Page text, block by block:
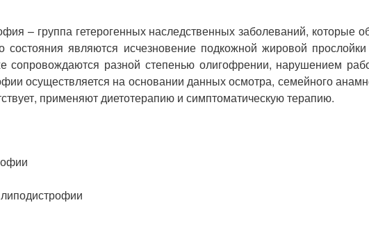
– группа гетерогенных наследственных заболеваний, которые
являются исчезновение подкожной жировой
разной степенью олигофрении, нарушением
осуществляется на основании данных осмотра, семейного
применяют диетотерапию и симптоматическую терапию.